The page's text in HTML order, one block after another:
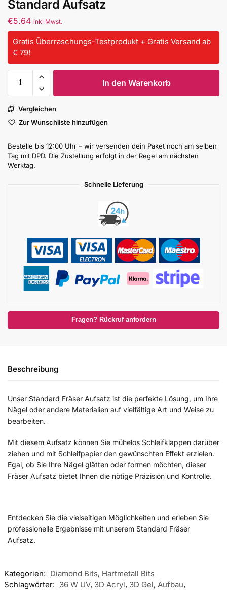
Standard Aufsatz
€5.64 inkl Mwst.
Gratis Überraschungs-Testprodukt + Gratis Versand ab
€ 79!
In den Warenkorb
Vergleichen
Zur Wunschliste hinzufügen
Bestelle bis 12:00 Uhr – wir versenden dein Paket noch am selben
Tag mit DPD. Die Zustellung erfolgt in der Regel am nächsten
Werktag.
Schnelle Lieferung
Fragen? Rückruf anfordern
Beschreibung
Unser Standard Fräser Aufsatz ist die perfekte Lösung, um Ihre
Nägel oder andere Materialien auf vielfältige Art und Weise zu
bearbeiten.
Mit diesem Aufsatz können Sie mühelos Schleifklappen darüber
ziehen und mit Schleifpapier den gewünschten Effekt erzielen.
Egal, ob Sie Ihre Nägel glätten oder formen möchten, dieser
Fräser Aufsatz bietet Ihnen die nötige Präzision und Kontrolle.
Entdecken Sie die vielseitigen Möglichkeiten und erleben Sie
professionelle Ergebnisse mit unserem Standard Fräser
Aufsatz.
Kategorien: Diamond Bits, Hartmetall Bits
Schlagwörter: 36 W UV, 3D Acryl, 3D Gel, Aufbau,